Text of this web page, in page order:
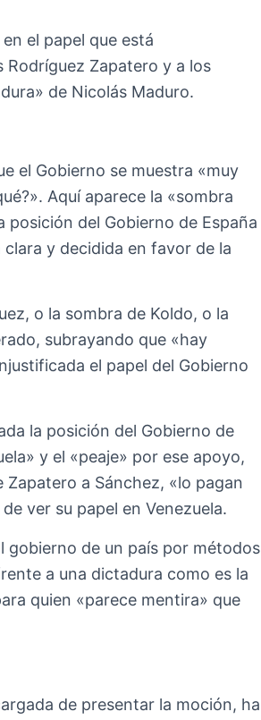
el papel que está
Rodríguez Zapatero y a los
de Nicolás Maduro.
el Gobierno se muestra «muy
Aquí aparece la «sombra
posición del Gobierno de España
y decidida en favor de la
o la sombra de Koldo, o la
subrayando que «hay
el papel del Gobierno
la posición del Gobierno de
y el «peaje» por ese apoyo,
a Sánchez, «lo pagan
ver su papel en Venezuela.
gobierno de un país por métodos
a una dictadura como es la
quien «parece mentira» que
de presentar la moción, ha